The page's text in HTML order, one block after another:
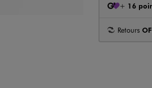
+ 16
Retours